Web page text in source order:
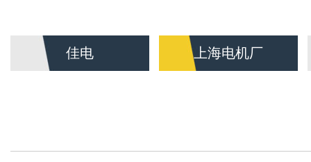
佳电 上海电机厂